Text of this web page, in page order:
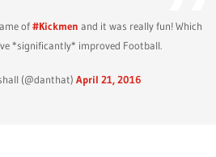
of#Kickmen and it was really fun! Which
*significantly* improved Football.
(@danthat)April 21, 2016